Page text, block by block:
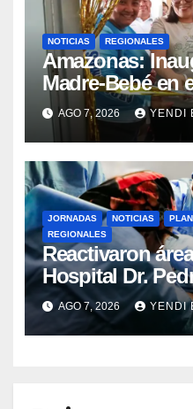
NOTICIAS REGIONALES
​Amazonas:
Madre-Bebé en
del Aeropuerto
Rincón
AGO 7, 2026 YENDI
JORNADAS NOTICIAS
REGIONALES
Reactivaron
Hospital Dr.
Guárico
AGO 7, 2026 YENDI